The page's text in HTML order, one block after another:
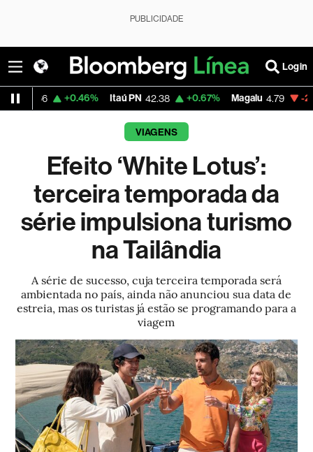
PUBLICIDADE
Login
Itaú PN 42.38 +0.67% Magalu 4.79 -2.64% Bitcoin
VIAGENS
Efeito ‘White Lotus’:
terceira temporada da
série impulsiona turismo
na Tailândia
A série de sucesso, cuja terceira temporada será
ambientada no país, ainda não anunciou sua data de
estreia, mas os turistas já estão se programando para a
viagem